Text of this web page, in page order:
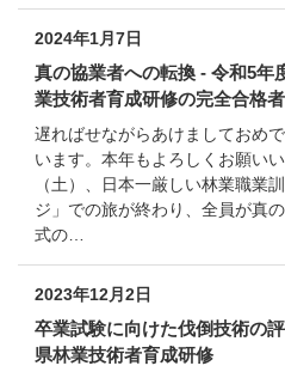
2024年1月7日
真の協業者への転換 - 令和5年
業技術者育成研修の完全合格者
遅ればせながらあけましておめ
います。本年もよろしくお願い
（土）、日本一厳しい林業職業
ジ」での旅が終わり、全員が真
式の…
2023年12月2日
卒業試験に向けた伐倒技術の
県林業技術者育成研修